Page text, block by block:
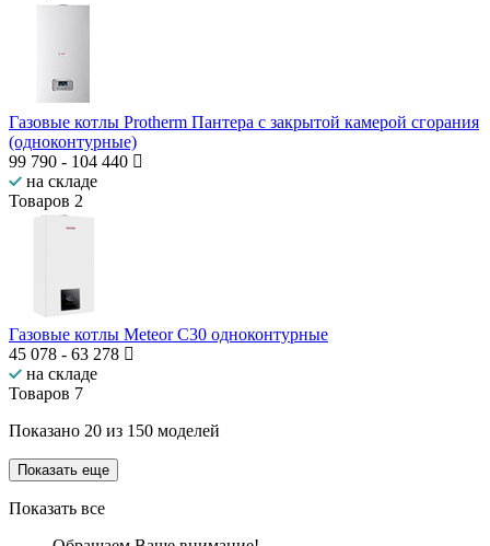
Газовые котлы Protherm Пантера с закрытой камерой сгорания
(одноконтурные)
99 790 - 104 440
на складе
Товаров 2
Газовые котлы Meteor C30 одноконтурные
45 078 - 63 278
на складе
Товаров 7
Показано 20 из 150 моделей
Показать еще
Показать все